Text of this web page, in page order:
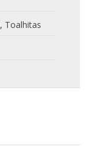
, Toalhitas